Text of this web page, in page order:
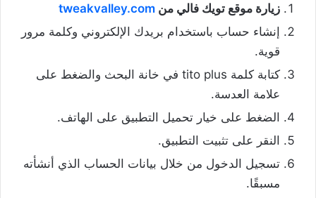
زيارة موقع تويك فالي من tweakvalley.com
إنشاء حساب باستخدام بريدك الإلكتروني وكلمة مرور
قوية.
كتابة كلمة tito plus في خانة البحث والضغط على
علامة العدسة.
الضغط على خيار تحميل التطبيق على الهاتف.
النقر على تثبيت التطبيق.
تسجيل الدخول من خلال بيانات الحساب الذي أنشأته
مسبقًا.